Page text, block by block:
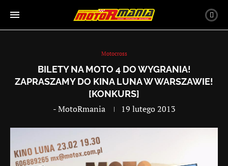
Motocross
BILETY NA MOTO 4 DO WYGRANIA!
ZAPRASZAMY DO KINA LUNA W WARSZAWIE!
[KONKURS]
-MotoRmania 19 lutego 2013